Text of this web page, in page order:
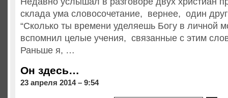
склада ума словосочетание, вернее, один
“Сколько ты времени уделяешь Богу в личной
вспомнил целые учения, связанные с этим
Раньше я, …
Он здесь…
23 апреля 2014 – 9:54